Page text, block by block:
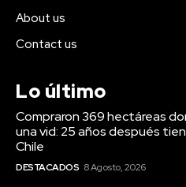
About us
Contact us
Lo último
Compraron 369 hectáreas
una vid: 25 años después
Chile
DESTACADOS 8 Agosto, 2026